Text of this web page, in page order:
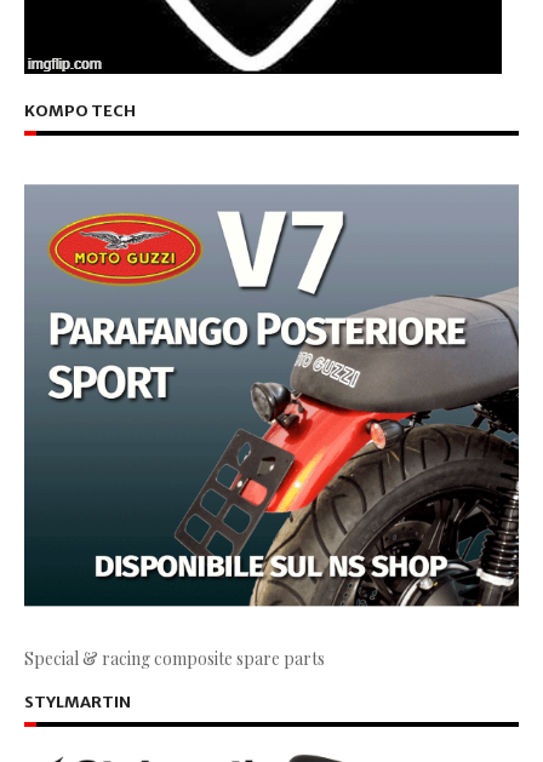
KOMPO TECH
Special & racing composite spare parts
STYLMARTIN